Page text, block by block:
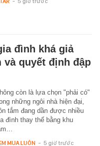
đình khá giả
và quyết định đập
còn là lựa chọn "phải có"
những ngôi nhà hiện đại,
tắm đang dần được nhiều
đình thay thế bằng khu
MUA LUÔN - 5 giờ trước